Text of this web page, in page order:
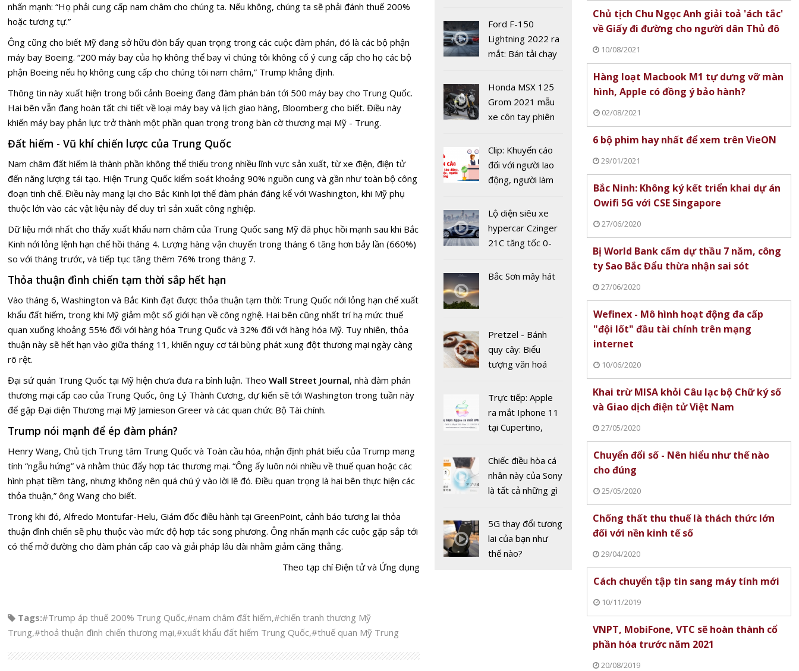
nhấn mạnh: “Họ phải cung cấp nam châm cho chúng ta. Nếu không, chúng ta sẽ phải đánh thuế 200%
hoặc tương tự.”
Ông cũng cho biết Mỹ đang sở hữu đòn bẩy quan trọng trong các cuộc đàm phán, đó là các bộ phận
máy bay Boeing. “200 máy bay của họ không thể bay vì chúng tôi không cố ý cung cấp cho họ các bộ
phận Boeing nếu họ không cung cấp cho chúng tôi nam châm,” Trump khẳng định.
Thông tin này xuất hiện trong bối cảnh Boeing đang đàm phán bán tới 500 máy bay cho Trung Quốc.
Hai bên vẫn đang hoàn tất chi tiết về loại máy bay và lịch giao hàng, Bloomberg cho biết. Điều này
khiến máy bay phản lực trở thành một phần quan trọng trong bàn cờ thương mại Mỹ - Trung.
Đất hiếm - Vũ khí chiến lược của Trung Quốc
Nam châm đất hiếm là thành phần không thể thiếu trong nhiều lĩnh vực sản xuất, từ xe điện, điện tử
đến năng lượng tái tạo. Hiện Trung Quốc kiểm soát khoảng 90% nguồn cung và gần như toàn bộ công
đoạn tinh chế. Điều này mang lại cho Bắc Kinh lợi thế đàm phán đáng kể với Washington, khi Mỹ phụ
thuộc lớn vào các vật liệu này để duy trì sản xuất công nghiệp.
Dữ liệu mới nhất cho thấy xuất khẩu nam châm của Trung Quốc sang Mỹ đã phục hồi mạnh sau khi Bắc
Kinh nới lỏng lệnh hạn chế hồi tháng 4. Lượng hàng vận chuyển trong tháng 6 tăng hơn bảy lần (660%)
so với tháng trước, và tiếp tục tăng thêm 76% trong tháng 7.
Thỏa thuận đình chiến tạm thời sắp hết hạn
Vào tháng 6, Washington và Bắc Kinh đạt được thỏa thuận tạm thời: Trung Quốc nới lỏng hạn chế xuất
khẩu đất hiếm, trong khi Mỹ giảm một số giới hạn về công nghệ. Hai bên cũng nhất trí hạ mức thuế
quan xuống khoảng 55% đối với hàng hóa Trung Quốc và 32% đối với hàng hóa Mỹ. Tuy nhiên, thỏa
thuận này sẽ hết hạn vào giữa tháng 11, khiến nguy cơ tái bùng phát xung đột thương mại ngày càng
rõ rệt.
Đại sứ quán Trung Quốc tại Mỹ hiện chưa đưa ra bình luận. Theo Wall Street Journal, nhà đàm phán
thương mại cấp cao của Trung Quốc, ông Lý Thành Cương, dự kiến sẽ tới Washington trong tuần này
để gặp Đại diện Thương mại Mỹ Jamieson Greer và các quan chức Bộ Tài chính.
Trump nói mạnh để ép đàm phán?
Henry Wang, Chủ tịch Trung tâm Trung Quốc và Toàn cầu hóa, nhận định phát biểu của Trump mang
tính “ngẫu hứng” và nhằm thúc đẩy hợp tác thương mại. “Ông ấy luôn nói nhiều về thuế quan hoặc các
hình phạt tiềm tàng, nhưng không nên quá chú ý vào lời lẽ đó. Điều quan trọng là hai bên thực hiện các
thỏa thuận,” ông Wang cho biết.
Trong khi đó, Alfredo Montufar-Helu, Giám đốc điều hành tại GreenPoint, cảnh báo tương lai thỏa
thuận đình chiến sẽ phụ thuộc vào mức độ hợp tác song phương. Ông nhấn mạnh các cuộc gặp sắp tới
có thể mở đường cho đàm phán cấp cao và giải pháp lâu dài nhằm giảm căng thẳng.
Theo tạp chí Điện tử và Ứng dụng
Tags:#Trump áp thuế 200% Trung Quốc,#nam châm đất hiếm,#chiến tranh thương Mỹ
Trung,#thoả thuận đình chiến thương mại,#xuất khẩu đất hiếm Trung Quốc,#thuế quan Mỹ Trung
nhất để xem trên
VieON
Bắc Ninh: Không
dự án Owifi 5G
với CSE Singapore
cấm dự thầu 7
năm, công ty Sao
Bắc Đẩu thừa
19
Ford F-150
Lightning 2022 ra
mắt: Bán tải chạy
chưa đến 40 nghìn
USD
Honda MSX 125
Grom 2021 mẫu
xe côn tay phiên
Clip: Khuyến cáo
đối với người lao
động, người làm
hàng tại khu dịch
vụ trong dịch
Covid-19
Lộ diện siêu xe
hypercar Czinger
21C tăng tốc 0-
2 giây
Bắc Sơn mây hát
Pretzel - Bánh
quy cây: Biểu
tượng văn hoá
tranh cãi về nguồn
gốc
Trực tiếp: Apple
ra mắt Iphone 11
tại Cupertino,
Chiếc điều hòa cá
nhân này của Sony
là tất cả những gì
sót qua mùa hè
nóng nực
5G thay đổi tương
lai của bạn như
thế nào?
Chủ tịch Chu Ngọc Anh giải toả 'ách tắc'
về Giấy đi đường cho người dân Thủ đô
10/08/2021
Hàng loạt Macbook M1 tự dưng vỡ màn
hình, Apple có đồng ý bảo hành?
02/08/2021
6 bộ phim hay nhất để xem trên VieON
29/01/2021
Bắc Ninh: Không ký kết triển khai dự án
Owifi 5G với CSE Singapore
27/06/2020
Bị World Bank cấm dự thầu 7 năm, công
ty Sao Bắc Đẩu thừa nhận sai sót
27/06/2020
Wefinex - Mô hình hoạt động đa cấp
"đội lốt" đầu tài chính trên mạng
internet
10/06/2020
Khai trừ MISA khỏi Câu lạc bộ Chữ ký số
và Giao dịch điện tử Việt Nam
27/05/2020
Chuyển đổi số - Nên hiểu như thế nào
cho đúng
25/05/2020
Chống thất thu thuế là thách thức lớn
đối với nền kinh tế số
29/04/2020
Cách chuyển tập tin sang máy tính mới
10/11/2019
VNPT, MobiFone, VTC sẽ hoàn thành cổ
phần hóa trước năm 2021
20/08/2019